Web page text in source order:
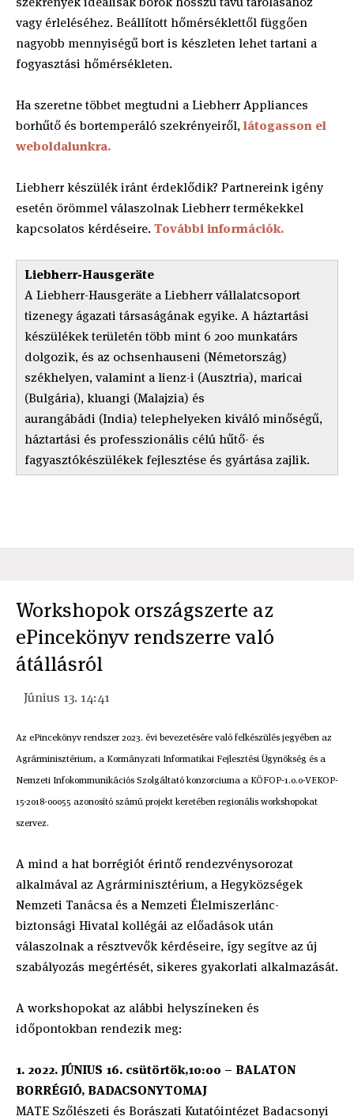
vagy érleléséhez. Beállított hőmérséklettől függően
nagyobb mennyiségű bort is készleten lehet tartani a
fogyasztási hőmérsékleten.
Ha szeretne többet megtudni a Liebherr Appliances
borhűtő és bortemperáló szekrényeiről,látogasson el
weboldalunkra.
Liebherr készülék iránt érdeklődik? Partnereink igény
esetén örömmel válaszolnak Liebherr termékekkel
kapcsolatos kérdéseire. További információk.
Liebherr-Hausgeräte
A Liebherr-Hausgeräte a Liebherr vállalatcsoport
tizenegy ágazati társaságának egyike. A háztartási
készülékek területén több mint 6 200 munkatárs
dolgozik, és az ochsenhauseni (Németország)
székhelyen, valamint a lienz-i (Ausztria), maricai
(Bulgária), kluangi (Malajzia) és
aurangábádi (India) telephelyeken kiváló minőségű,
háztartási és professzionális célú hűtő- és
fagyasztókészülékek fejlesztése és gyártása zajlik.
Workshopok országszerte az
ePincekönyv rendszerre való
átállásról
Június 13. 14:41
Az ePincekönyv rendszer 2023. évi bevezetésére való felkészülés jegyében az
Agrárminisztérium, a Kormányzati Informatikai Fejlesztési Ügynökség és a
Nemzeti Infokommunikációs Szolgáltató konzorciuma a KÖFOP-1.0.0-VEKOP-
15-2018-00055 azonosító számú projekt keretében regionális workshopokat
szervez.
A mind a hat borrégiót érintő rendezvénysorozat
alkalmával az Agrárminisztérium, a Hegyközségek
Nemzeti Tanácsa és a Nemzeti Élelmiszerlánc-
biztonsági Hivatal kollégái az előadások után
válaszolnak a résztvevők kérdéseire, így segítve az új
szabályozás megértését, sikeres gyakorlati alkalmazását.
A workshopokat az alábbi helyszíneken és
időpontokban rendezik meg:
1. 2022. JÚNIUS 16. csütörtök,10:00 – BALATON
BORRÉGIÓ, BADACSONYTOMAJ
MATE Szőlészeti és Borászati Kutatóintézet Badacsonyi